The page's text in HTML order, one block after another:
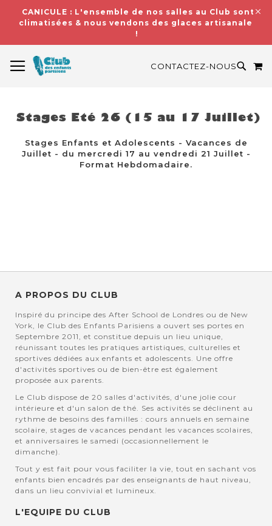
CANICULE : L'ensemble de nos salles au Club sont
climatisées & nous vendons des glaces artisanales
!
CONTACTEZ-NOUS
Stages Eté 26 (15 au 17 Juillet)
Stages Enfants et Adolescents - Vacances de
Juillet - du mercredi 17 au vendredi 21 Juillet -
Format Hebdomadaire.
A PROPOS DU CLUB
Inspiré du principe des After School de Londres ou de New
York, le Club des Enfants Parisiens a ouvert ses portes en
Septembre 2011, et constitue depuis un lieu unique,
réunissant toutes les pratiques artistiques, culturelles et
sportives dédiées aux enfants et adolescents. Une offre
d'activités sportives ou de bien-être est également
proposée aux parents.
Le Club dispose de 20 salles d'activités, d'une jolie cour
intérieure et d'un salon de thé. Ses activités se déclinent au
rythme de besoins des familles : cours annuels en semaine
scolaire, stages de vacances pendant les vacances scolaires,
et anniversaires le samedi (occasionnellement le
dimanche).
Tout y est fait pour vous faciliter la vie, tout en sachant vos
enfants bien encadrés par des enseignants de haut niveau,
dans un lieu convivial et lumineux.
L'EQUIPE DU CLUB